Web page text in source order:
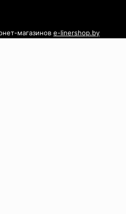
магазинов e-linershop.by